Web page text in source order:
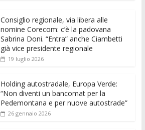
l
at
s
A
p
e
n
g
di
t
k
e
dI
n
di
vi
Consiglio regionale, via libera alle
nomine Corecom: c’è la padovana
Sabrina Doni. “Entra” anche Ciambetti
già vice presidente regionale
19 luglio 2026
Holding autostradale, Europa Verde:
“Non diventi un bancomat per la
Pedemontana e per nuove autostrade”
26 gennaio 2026